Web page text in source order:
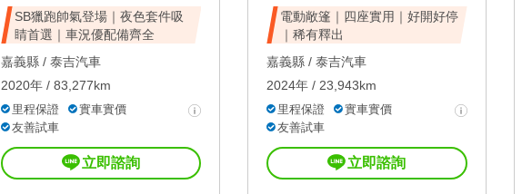
SB獵跑帥氣登場｜夜色套件吸
睛首選｜車況優配備齊全
嘉義縣 / 泰吉汽車
2020年 / 83,277km
里程保證
實車實價
友善試車
立即諮詢
電動敞篷｜四座實用｜好開好停
｜稀有釋出
嘉義縣 / 泰吉汽車
2024年 / 23,943km
里程保證
實車實價
友善試車
立即諮詢